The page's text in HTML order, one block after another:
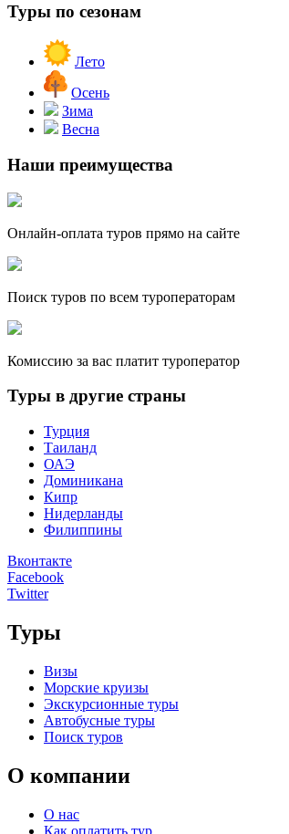
Туры по сезонам
Лето
Осень
Зима
Весна
Наши преимущества
Онлайн-оплата туров прямо на сайте
Поиск туров по всем туроператорам
Комиссию за вас платит туроператор
Туры в другие страны
Турция
Таиланд
ОАЭ
Доминикана
Кипр
Нидерланды
Филиппины
Вконтакте
Facebook
Twitter
Туры
Визы
Морские круизы
Экскурсионные туры
Автобусные туры
Поиск туров
О компании
О нас
Как оплатить тур